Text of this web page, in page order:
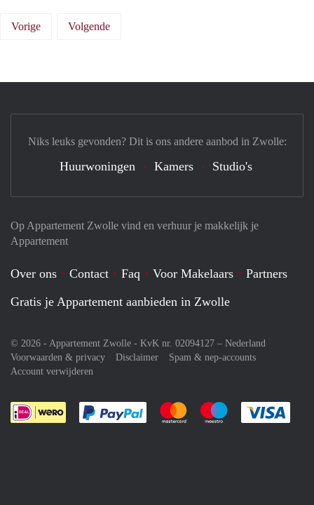
Vorige Volgende
Op Appartement Zwolle vind en verhuur je makkelijk je
Appartement
Over ons Contact Faq Voor Makelaars
Partners
Gratis je Appartement aanbieden in Zwolle
© 2026 - Appartement Zwolle - KvK nr. 02094127 – Nederland
Voorwaarden & privacy
Disclaimer
Spam & nep-accounts
Account verwijderen
Je rekent gemakkelijk af met Paypal
Je rekent gemakkelijk af met
Je rekent
Niks leuks gevonden? Dit is ons andere aanbod in Zwolle:
Huurwoningen Kamers Studio's